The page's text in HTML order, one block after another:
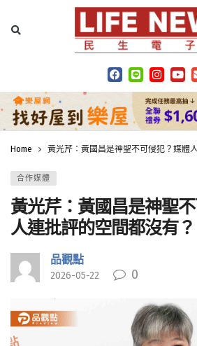
Home 黃光芹：黃國昌是神聖不可侵犯？媒體
合作媒體
黃光芹：黃國昌是神聖
人連批評的空間都沒有？
品觀點
2026-05-22 0